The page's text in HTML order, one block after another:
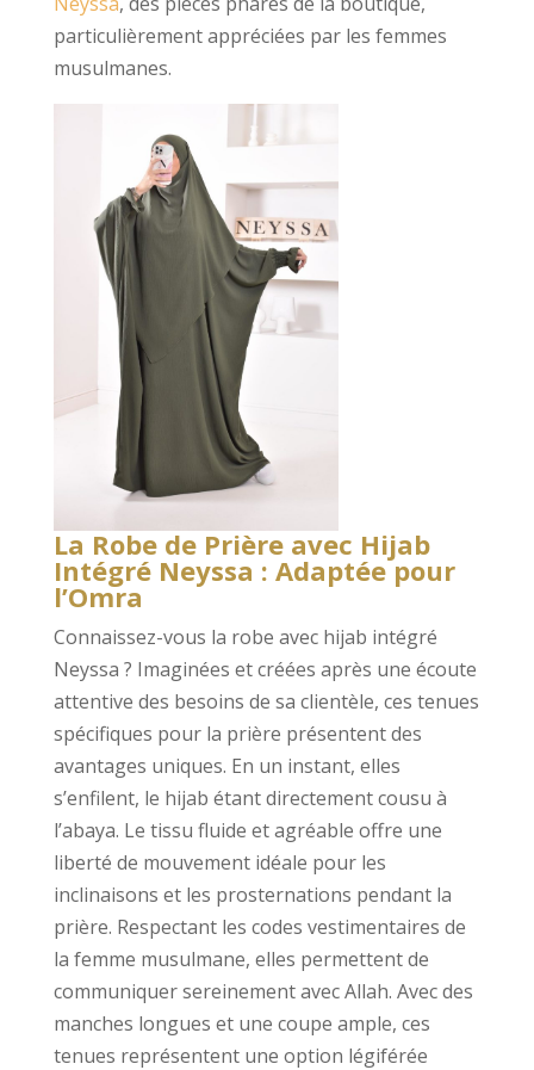
particulièrement appréciées par les femmes
musulmanes.
La Robe de Prière avec Hijab
Intégré Neyssa : Adaptée pour
l’Omra
Connaissez-vous la robe avec hijab intégré
Neyssa ? Imaginées et créées après une écoute
attentive des besoins de sa clientèle, ces tenues
spécifiques pour la prière présentent des
avantages uniques. En un instant, elles
s’enfilent, le hijab étant directement cousu à
l’abaya. Le tissu fluide et agréable offre une
liberté de mouvement idéale pour les
inclinaisons et les prosternations pendant la
prière. Respectant les codes vestimentaires de
la femme musulmane, elles permettent de
communiquer sereinement avec Allah. Avec des
manches longues et une coupe ample, ces
tenues représentent une option légiférée